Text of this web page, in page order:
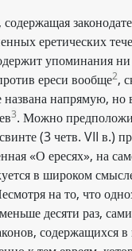
еретических
упоминания
ереси вообще2,
напрямую, но
3. Можно
(3 четв. VII в.)
«О ересях», на
в широком
на то, что
десяти раз,
содержащихся